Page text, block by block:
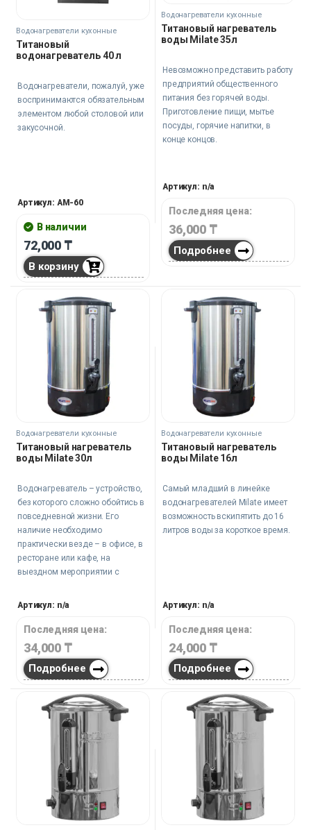
Водонагреватели кухонные
Титановый
водонагреватель 40 л
Водонагреватели, пожалуй, уже
воспринимаются обязательным
элементом любой столовой или
закусочной.
Артикул: AM-60
В наличии
72,000 ₸
В корзину
Водонагреватели кухонные
Титановый нагреватель
воды Milate 35л
Невозможно представить работу
предприятий общественного
питания без горячей воды.
Приготовление пищи, мытье
посуды, горячие напитки, в
конце концов.
Артикул: n/a
Последняя цена:
36,000 ₸
Подробнее
Водонагреватели кухонные
Титановый нагреватель
воды Milate 30л
Водонагреватель – устройство,
без которого сложно обойтись в
повседневной жизни. Его
наличие необходимо
практически везде – в офисе, в
ресторане или кафе, на
выездном мероприятии с
Артикул: n/a
Последняя цена:
34,000 ₸
Подробнее
Водонагреватели кухонные
Титановый нагреватель
воды Milate 16л
Самый младший в линейке
водонагревателей Milate имеет
возможность вскипятить до 16
литров воды за короткое время.
Артикул: n/a
Последняя цена:
24,000 ₸
Подробнее